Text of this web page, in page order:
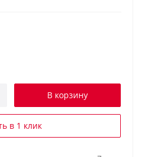
В корзину
в 1 клик